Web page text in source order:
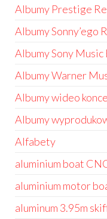
Albumy Prestige
Albumy Sonny’ego
Albumy Sony
Albumy Warner
Albumy wideo
Albumy
Alfabety
aluminium boat
aluminium motor
aluminum 3.95m